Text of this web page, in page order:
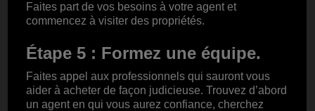
Faites part de vos besoins à votre agent et
commencez à visiter des propriétés.
Étape 5 : Formez une équipe.
Faites appel aux professionnels qui sauront vous
aider à acheter de façon judicieuse. Trouvez d’abord
un agent en qui vous aurez confiance, cherchez